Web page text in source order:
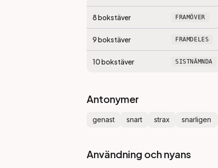
8bokstäver FRAMÖVER
9bokstäver FRAMDELES
10bokstäver SISTNÄMNDA
Antonymer
genast snart strax snarligen
Användning och nyans